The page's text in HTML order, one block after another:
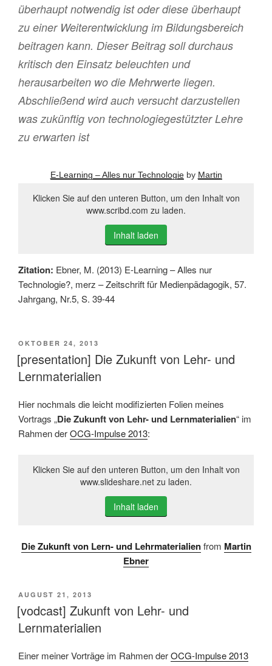
überhaupt notwendig ist oder diese überhaupt
zu einer Weiterentwicklung im Bildungsbereich
beitragen kann. Dieser Beitrag soll durchaus
kritisch den Einsatz beleuchten und
herausarbeiten wo die Mehrwerte liegen.
Abschließend wird auch versucht darzustellen
was zukünftig von technologiegestützter Lehre
zu erwarten ist
E-Learning – Alles nur Technologieby Martin
Klicken Sie auf den unteren Button, um den Inhalt von
www.scribd.com zu laden.
Inhalt laden
Zitation: Ebner, M. (2013) E-Learning – Alles nur
Technologie?, merz – Zeitschrift für Medienpädagogik, 57.
Jahrgang, Nr.5, S. 39-44
VERÖFFENTLICHT
AM
OKTOBER 24, 2013
[presentation] Die Zukunft von Lehr- und
Lernmaterialien
Hier nochmals die leicht modifizierten Folien meines
Vortrags „Die Zukunft von Lehr- und Lernmaterialien“ im
Rahmen derOCG-Impulse 2013:
Klicken Sie auf den unteren Button, um den Inhalt von
www.slideshare.net zu laden.
Inhalt laden
Die Zukunft von Lern- und Lehrmaterialien from Martin
Ebner
VERÖFFENTLICHT
AM
AUGUST 21, 2013
[vodcast] Zukunft von Lehr- und
Lernmaterialien
Einer meiner Vorträge im Rahmen derOCG-Impulse 2013